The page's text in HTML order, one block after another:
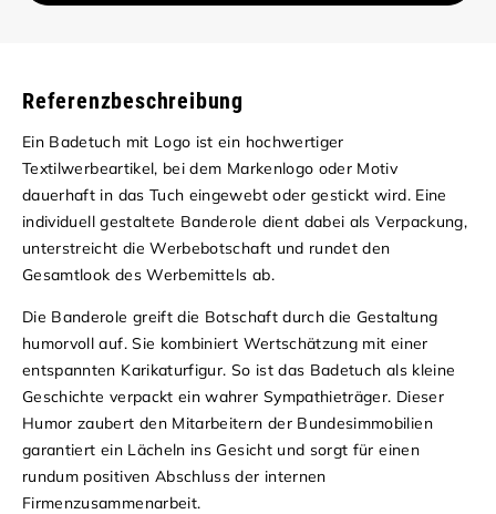
Referenzbeschreibung
Ein Badetuch mit Logo ist ein hochwertiger
Textilwerbeartikel, bei dem Markenlogo oder Motiv
dauerhaft in das Tuch eingewebt oder gestickt wird. Eine
individuell gestaltete Banderole dient dabei als Verpackung,
unterstreicht die Werbebotschaft und rundet den
Gesamtlook des Werbemittels ab.
Die Banderole greift die Botschaft durch die Gestaltung
humorvoll auf. Sie kombiniert Wertschätzung mit einer
entspannten Karikaturfigur. So ist das Badetuch als kleine
Geschichte verpackt ein wahrer Sympathieträger. Dieser
Humor zaubert den Mitarbeitern der Bundesimmobilien
garantiert ein Lächeln ins Gesicht und sorgt für einen
rundum positiven Abschluss der internen
Firmenzusammenarbeit.